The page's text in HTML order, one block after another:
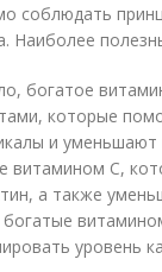
соблюдать
Наиболее
богатое
которые
и уменьшают
витамином C,
а также
уровень